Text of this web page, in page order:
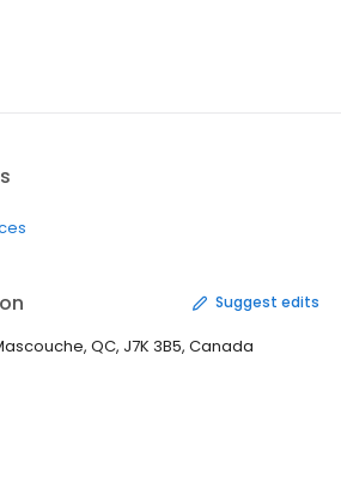
Suggest edits
QC, J7K 3B5, Canada